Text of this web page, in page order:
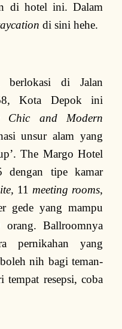
di hotel ini. Dalam
di sini hehe.
di Jalan
Kota Depok ini
Chic and Modern
unsur alam yang
The Margo Hotel
dengan tipe kamar
11 meeting rooms,
gede yang mampu
orang. Ballroomnya
pernikahan yang
nih bagi teman-
tempat resepsi, coba